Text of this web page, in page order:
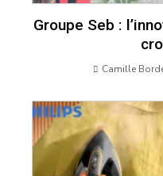
Groupe Seb :
Camille